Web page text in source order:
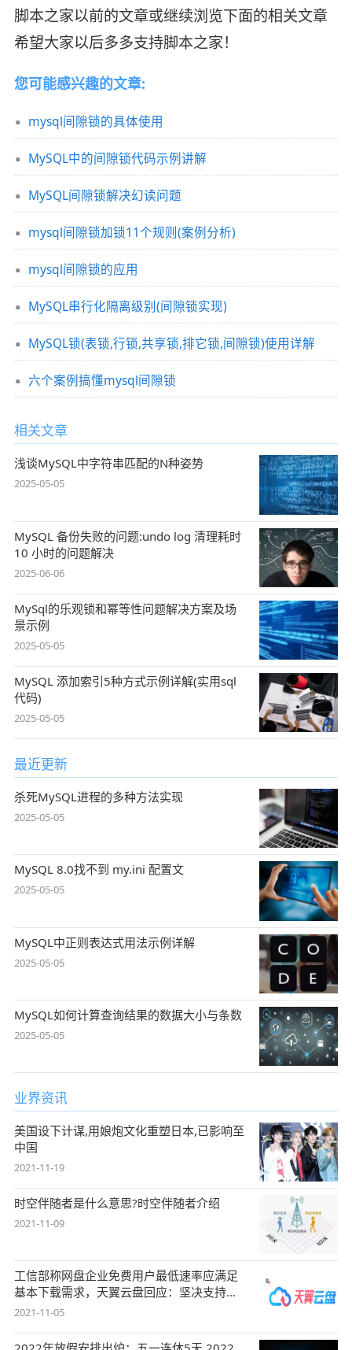
脚本之家以前的文章或继续浏览下面的相关文章
希望大家以后多多支持脚本之家！
您可能感兴趣的文章:
mysql间隙锁的具体使用
MySQL中的间隙锁代码示例讲解
MySQL间隙锁解决幻读问题
mysql间隙锁加锁11个规则(案例分析)
mysql间隙锁的应用
MySQL串行化隔离级别(间隙锁实现)
MySQL锁(表锁,行锁,共享锁,排它锁,间隙锁)使用详解
六个案例搞懂mysql间隙锁
相关文章
浅谈MySQL中字符串匹配的N种姿势
2025-05-05
MySQL 备份失败的问题:undo log 清理耗时
10 小时的问题解决
2025-06-06
MySql的乐观锁和幂等性问题解决方案及场
景示例
2025-05-05
MySQL 添加索引5种方式示例详解(实用sql
代码)
2025-05-05
最近更新
杀死MySQL进程的多种方法实现
2025-05-05
MySQL 8.0找不到 my.ini 配置文
2025-05-05
MySQL中正则表达式用法示例详解
2025-05-05
MySQL如何计算查询结果的数据大小与条数
2025-05-05
业界资讯
美国设下计谋,用娘炮文化重塑日本,已影响至
中国
2021-11-19
时空伴随者是什么意思?时空伴随者介绍
2021-11-09
工信部称网盘企业免费用户最低速率应满足
基本下载需求，天翼云盘回应：坚决支持，
始终
2021-11-05